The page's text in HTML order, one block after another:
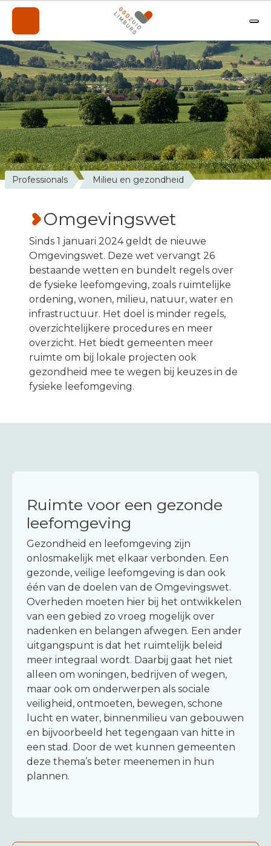
Professionals
Over de GGD
A-Z
Contact
Nieuws
Werken bij de GGD
Melding maken
Professionals Milieu en gezondheid
Omgevingswet
Sinds 1 januari 2024 geldt de nieuwe
Omgevingswet. Deze wet vervangt 26
bestaande wetten en bundelt regels over
de fysieke leefomgeving, zoals ruimtelijke
ordening, wonen, milieu, natuur, water en
infrastructuur. Het doel is minder regels,
overzichtelijkere procedures en meer
overzicht. Het biedt gemeenten meer
ruimte om bij lokale projecten ook
gezondheid mee te wegen bij keuzes in de
fysieke leefomgeving.
Ruimte voor een gezonde
leefomgeving
Gezondheid en leefomgeving zijn
onlosmakelijk met elkaar verbonden. Een
gezonde, veilige leefomgeving is dan ook
één van de doelen van de Omgevingswet.
Overheden moeten hier bij het ontwikkelen
van een gebied zo vroeg mogelijk over
nadenken en belangen afwegen. Een ander
uitgangspunt is dat het ruimtelijk beleid
meer integraal wordt. Daarbij gaat het niet
alleen om woningen, bedrijven of wegen,
maar ook om onderwerpen als sociale
veiligheid, ontmoeten, bewegen, schone
lucht en water, binnenmilieu van gebouwen
en bijvoorbeeld het tegengaan van hitte in
een stad. Door de wet kunnen gemeenten
deze thema’s beter meenemen in hun
plannen.